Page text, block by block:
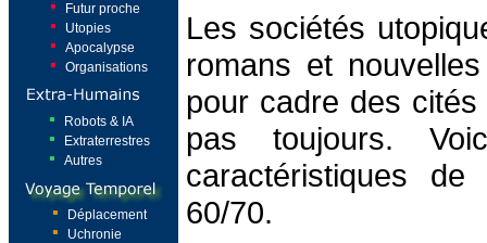
Futur proche
Utopies
Apocalypse
Organisations
Robots & IA
Extraterrestres
Autres
Déplacement
Uchronie
Les sociétés
romans et
pour cadre des
pas toujours.
caractéristiques
60/70.